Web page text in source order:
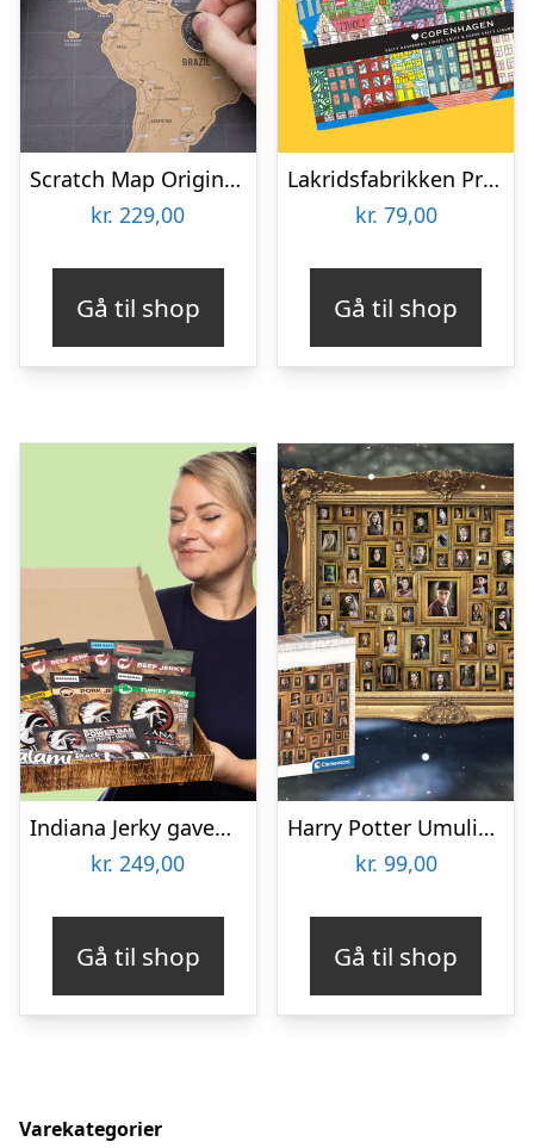
Scratch Map Original Deluxe
kr. 229,00
Gå til shop
Lakridsfabrikken Premiumlakrids – Copenhagen
kr. 79,00
Gå til shop
Indiana Jerky gaveæske
kr. 249,00
Gå til shop
Harry Potter Umulig Puslespil
kr. 99,00
Gå til shop
Varekategorier